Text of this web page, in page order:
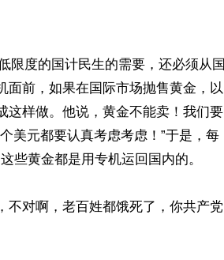
限度的国计民生的需要，还必须从国
面前，如果在国际市场抛售黄金，以
这样做。他说，黄金不能卖！我们要
美元都要认真考虑考虑！”于是，每
些黄金都是用专机运回国内的。
不对啊，老百姓都饿死了，你共产党